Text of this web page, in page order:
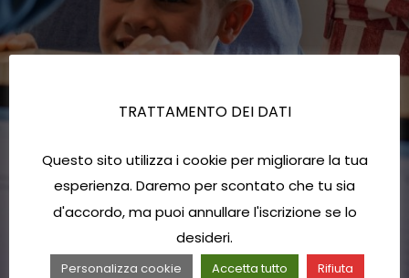
TRATTAMENTO DEI DATI
Questo sito utilizza i cookie per migliorare la tua
esperienza. Daremo per scontato che tu sia
d'accordo, ma puoi annullare l'iscrizione se lo
desideri.
Personalizza cookie Accetta tutto
Rifiuta